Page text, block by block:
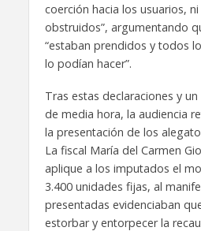
coerción hacia los usuarios,
obstruidos”, argumentando
“estaban prendidos y todos
lo podían hacer”.
Tras estas declaraciones y
de media hora, la audiencia
la presentación de los
La fiscal María del Carmen
aplique a los imputados el
3.400 unidades fijas, al
presentadas evidenciaban
estorbar y entorpecer la